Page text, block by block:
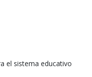
el sistema educativo